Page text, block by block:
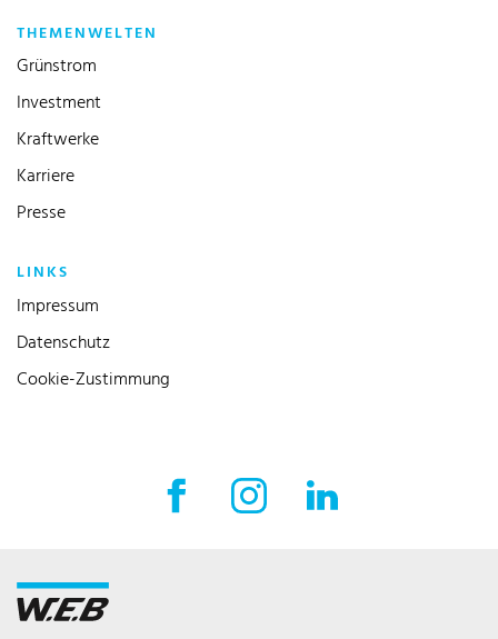
THEMENWELTEN
Grünstrom
Investment
Kraftwerke
Karriere
Presse
LINKS
Impressum
Datenschutz
Cookie-Zustimmung
Facebook Externer Link
Instagram Externer Link